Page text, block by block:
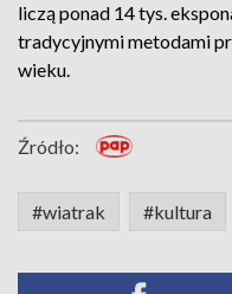
liczą ponad 14 tys.
tradycyjnymi metodami
wieku.
Źródło:
#wiatrak #kultura